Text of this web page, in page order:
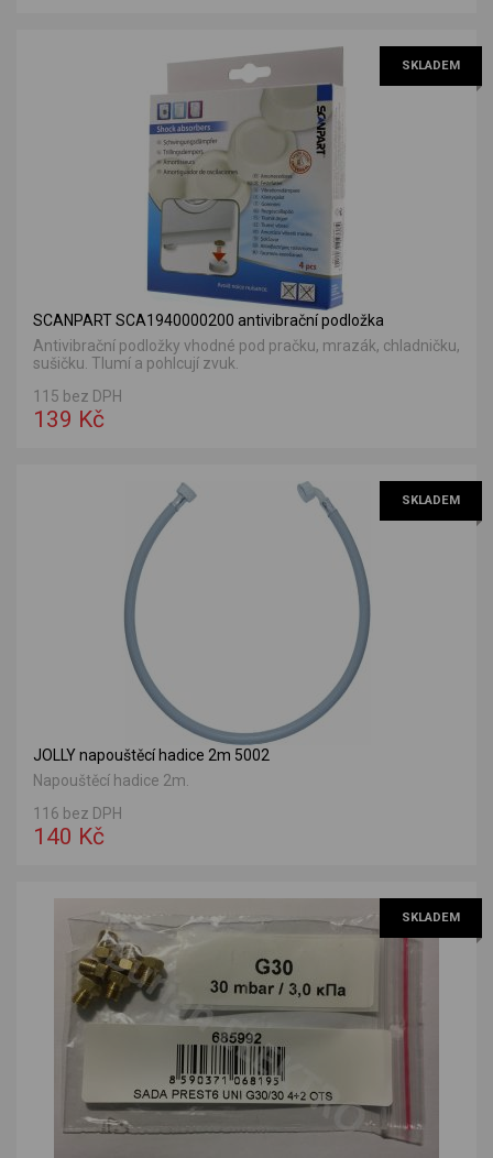
SKLADEM
SCANPART SCA1940000200 antivibrační podložka
Antivibrační podložky vhodné pod pračku, mrazák, chladničku,
sušičku. Tlumí a pohlcují zvuk.
115 bez DPH
139 Kč
SKLADEM
JOLLY napouštěcí hadice 2m 5002
Napouštěcí hadice 2m.
116 bez DPH
140 Kč
SKLADEM